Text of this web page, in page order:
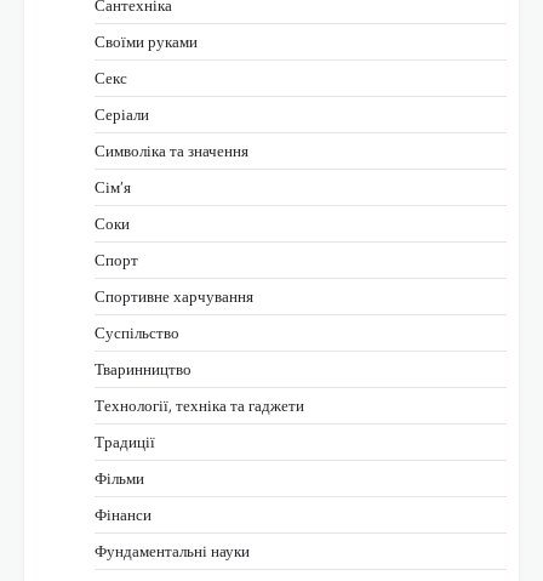
Сантехніка
Своїми руками
Секс
Серіали
Символіка та значення
Сім’я
Соки
Спорт
Спортивне харчування
Суспільство
Тваринництво
Технології, техніка та гаджети
Традиції
Фільми
Фінанси
Фундаментальні науки